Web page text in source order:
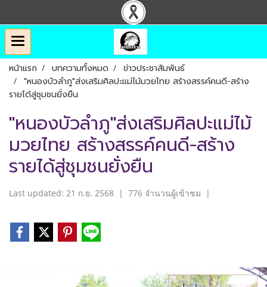
หน้าแรก บทความทั้งหมด
ข่าวประชาสัมพันธ์
"หนองบัวลำภู"ส่งเสริมศิลปะแม่ไม้มวยไทย สร้างสรรค์คนดี-สร้าง
รายได้สู่ชุมชนยั่งยืน
"หนองบัวลำภู"ส่งเสริมศิลปะแม่ไม้
มวยไทย สร้างสรรค์คนดี-สร้าง
รายได้สู่ชุมชนยั่งยืน
Last updated: 21 ก.ย. 2568 | 776 จำนวนผู้เข้าชม |